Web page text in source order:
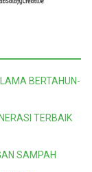
BERTAHUN-
TERBAIK
SAMPAH